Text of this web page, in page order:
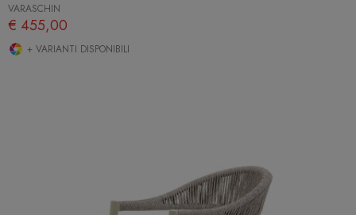
VARASCHIN
€ 455,00
+ VARIANTI DISPONIBILI